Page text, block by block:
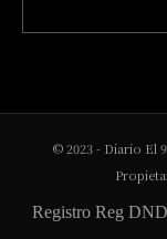
© 2023 - Diario El
Registro Reg